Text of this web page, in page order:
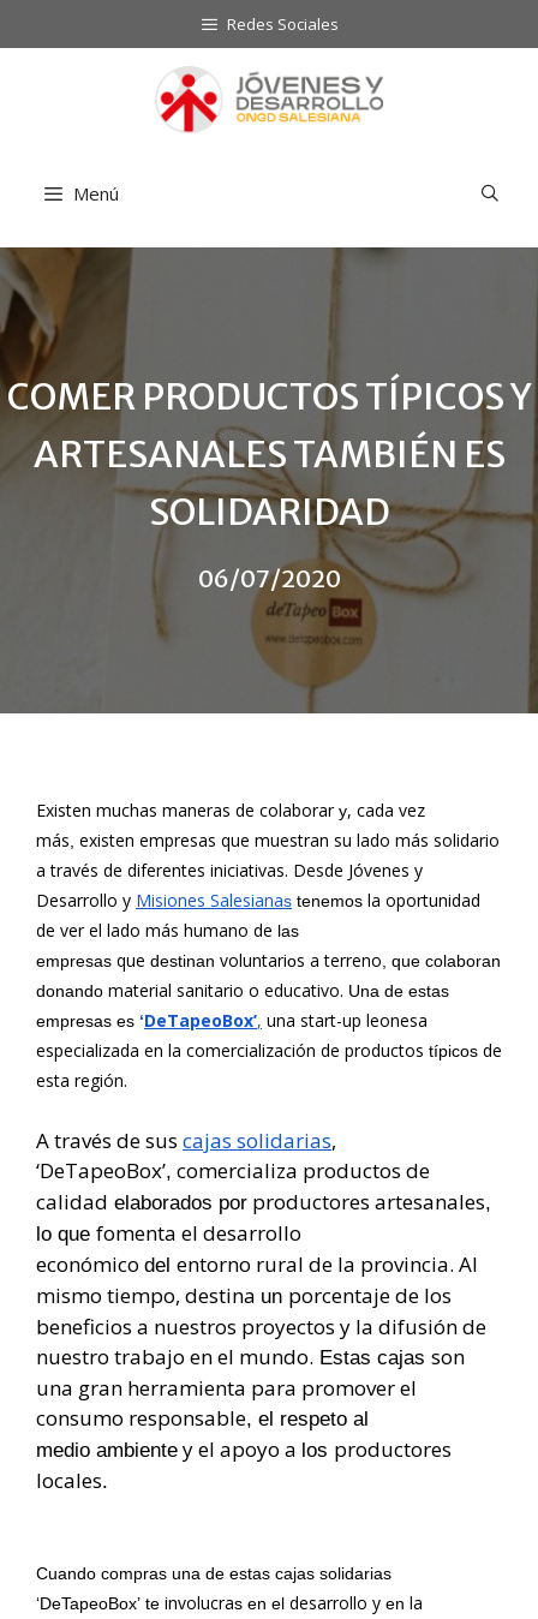
al
Redes Sociales
Menú
COMER PRODUCTOS TÍPICOS Y
ARTESANALES TAMBIÉN ES
SOLIDARIDAD
06/07/2020
Existen muchas maneras de colaborary, cada vez
más, existen empresas que muestran su lado más solidario
a través de diferentes iniciativas. Desde Jóvenes y
Desarrollo y Misiones Salesianas tenemos la oportunidad
de ver el lado más humano de las
empresas que destinan voluntarios a terreno, que colaboran
donando material sanitario o educativo. Una de estas
empresas es ‘DeTapeoBox’, una start-up leonesa
especializada en la comercialización de productos típicos de
esta región.
A través de sus cajas solidarias,
‘DeTapeoBox’, comercializa productos de
calidad elaborados por productores artesanales,
lo que fomenta el desarrollo
económico del entorno rural de la provincia. Al
mismo tiempo, destina un porcentaje de los
beneficios a nuestros proyectos y la difusión de
nuestro trabajo en el mundo. Estas cajas son
una gran herramienta para promover el
consumo responsable, el respeto al
medio ambiente y el apoyo a los productores
locales.
Cuando compras una de estas cajas solidarias
‘DeTapeoBox’ te involucras en el desarrollo y en la